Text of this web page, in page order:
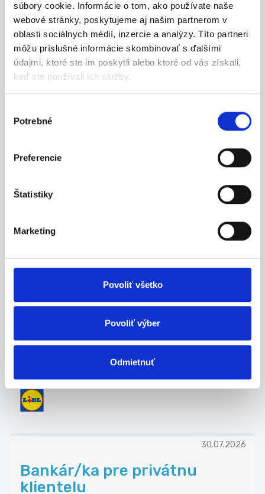
súbory cookie. Informácie o tom, ako používate naše
webové stránky, poskytujeme aj našim partnerom v
oblasti sociálnych médií, inzercie a analýzy. Títo partneri
môžu príslušné informácie skombinovať s ďalšími
údajmi, ktoré ste im poskytli alebo ktoré od vás získali,
keď ste používali ich služby.
súhlasu
Potrebné
Preferencie
Štatistiky
Marketing
Povoliť všetko
Povoliť výber
Odmietnuť
Náplň práce - obsluha CNC stroja (sústruh, fréza...
Bardejov
INDEX NOSLUŠ s.r.o.
08.08.2026
sklad Levoča
Staň sa súčasťou nášho tímu a podieľaj sa na kaž...
Asistent manažéra predajne
(m/ž), Levoča
Mzda Nástupná mesačná mzda pri úväzku 38,75
hod...
Lidl Slovenská republika, s.r.o.
30.07.2026
Bankár/ka pre privátnu
klientelu